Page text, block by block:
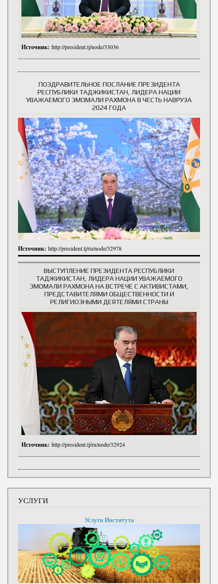
Источник: http://president.tj/node/33036
ПОЗДРАВИТЕЛЬНОЕ ПОСЛАНИЕ ПРЕЗИДЕНТА
РЕСПУБЛИКИ ТАДЖИКИСТАН, ЛИДЕРА НАЦИИ
УВАЖАЕМОГО ЭМОМАЛИ РАХМОНА В ЧЕСТЬ НАВРУЗА
2024 ГОДА
Источник: http://president.tj/ru/node/32978
ВЫСТУПЛЕНИЕ ПРЕЗИДЕНТА РЕСПУБЛИКИ
ТАДЖИКИСТАН, ЛИДЕРА НАЦИИ УВАЖАЕМОГО
ЭМОМАЛИ РАХМОНА НА ВСТРЕЧЕ С АКТИВИСТАМИ,
ПРЕДСТАВИТЕЛЯМИ ОБЩЕСТВЕННОСТИ И
РЕЛИГИОЗНЫМИ ДЕЯТЕЛЯМИ СТРАНЫ
Источник: http://president.tj/ru/node/32924
УСЛУГИ
Услуги Института